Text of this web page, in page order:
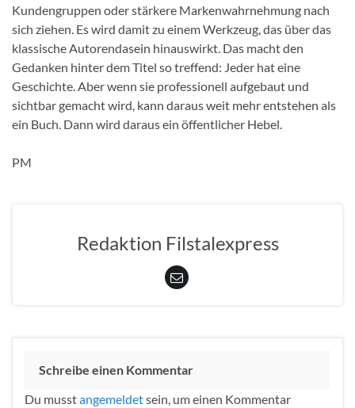
Kundengruppen oder stärkere Markenwahrnehmung nach
sich ziehen. Es wird damit zu einem Werkzeug, das über das
klassische Autorendasein hinauswirkt. Das macht den
Gedanken hinter dem Titel so treffend: Jeder hat eine
Geschichte. Aber wenn sie professionell aufgebaut und
sichtbar gemacht wird, kann daraus weit mehr entstehen als
ein Buch. Dann wird daraus ein öffentlicher Hebel.
PM
Redaktion Filstalexpress
Schreibe einen Kommentar
Du musstangemeldetsein, um einen Kommentar